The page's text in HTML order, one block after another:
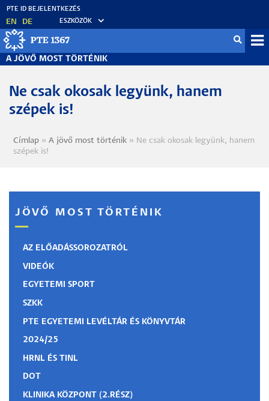
Ugrás
tartalomra
EN DE ESZKÖZÖK
A JÖVŐ MOST TÖRTÉNIK
Ne csak okosak legyünk, hanem
szépek is!
Morzsa
Címlap A jövő most történik
Ne csak okosak legyünk, hanem
szépek is!
JÖVŐ MOST TÖRTÉNIK
AZ ELŐADÁSSOROZATRÓL
VIDEÓK
EGYETEMI SPORT
SZKK
PTE EGYETEMI LEVÉLTÁR ÉS KÖNYVTÁR
2024/25
HRNL ÉS TINL
DOT
KLINIKA KÖZPONT (2.RÉSZ)